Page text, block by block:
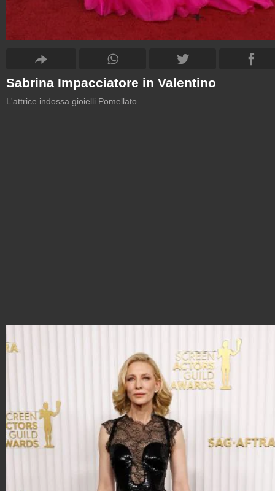
Sabrina Impacciatore in Valentino
L'attrice indossa gioielli Pomellato